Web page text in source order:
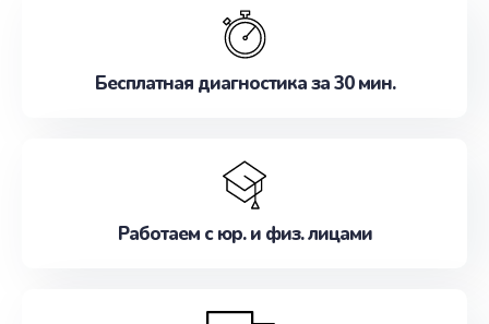
наилучшим образом. Не медлите записаться на
Бесплатная диагностика за 30 мин.
Работаем с юр. и физ. лицами